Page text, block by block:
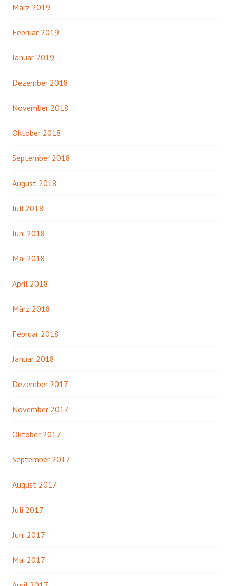
März 2019
Februar 2019
Januar 2019
Dezember 2018
November 2018
Oktober 2018
September 2018
August 2018
Juli 2018
Juni 2018
Mai 2018
April 2018
März 2018
Februar 2018
Januar 2018
Dezember 2017
November 2017
Oktober 2017
September 2017
August 2017
Juli 2017
Juni 2017
Mai 2017